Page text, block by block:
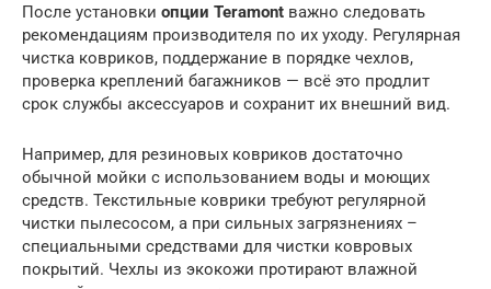
После установки опции Teramont важно следовать
рекомендациям производителя по их уходу. Регулярная
чистка ковриков, поддержание в порядке чехлов,
проверка креплений багажников — всё это продлит
срок службы аксессуаров и сохранит их внешний вид.
Например, для резиновых ковриков достаточно
обычной мойки с использованием воды и моющих
средств. Текстильные коврики требуют регулярной
чистки пылесосом, а при сильных загрязнениях –
специальными средствами для чистки ковровых
покрытий. Чехлы из экокожи протирают влажной